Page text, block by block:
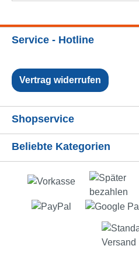
Service - Hotline
Vertrag widerrufen
Shopservice
Beliebte Kategorien